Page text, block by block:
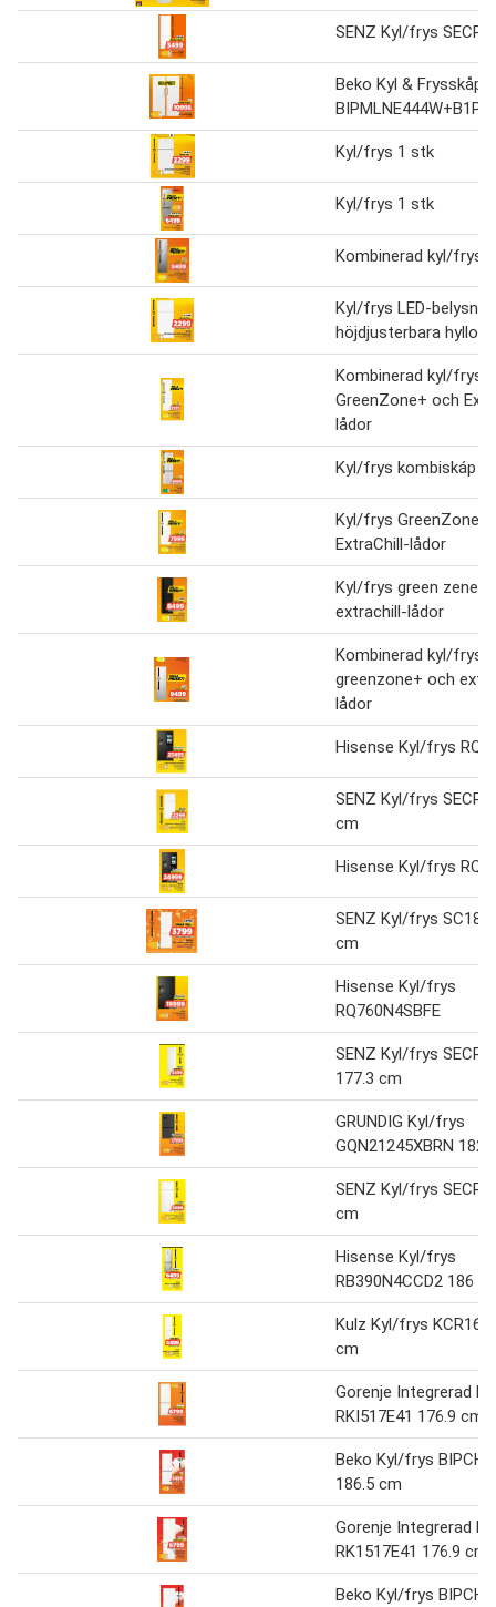
SENZ Kyl/frys
Beko Kyl & Frysskåp
Kyl/frys 1 stk
Kyl/frys 1 stk
Kombinerad kyl/frys
Kyl/frys LED-
höjdjusterbara hyllor
Kombinerad kyl/frys
GreenZone+ och
lådor
Kyl/frys kombiskáp
Kyl/frys GreenZone+
ExtraChill-lådor
Kyl/frys green zenet
extrachill-lådor
Kombinerad kyl/frys
greenzone+ och
lådor
Hisense Kyl/frys
SENZ Kyl/frys
cm
Hisense Kyl/frys
SENZ Kyl/frys
cm
Hisense Kyl/frys
RQ760N4SBFE
SENZ Kyl/frys
177.3 cm
GRUNDIG Kyl/frys
GQN21245XBRN 182
SENZ Kyl/frys
cm
Hisense Kyl/frys
RB390N4CCD2 186
Kulz Kyl/frys
cm
Gorenje Integrerad
RKI517E41 176.9 cm
Beko Kyl/frys
186.5 cm
Gorenje Integrerad
RK1517E41 176.9 cm
Beko Kyl/frys